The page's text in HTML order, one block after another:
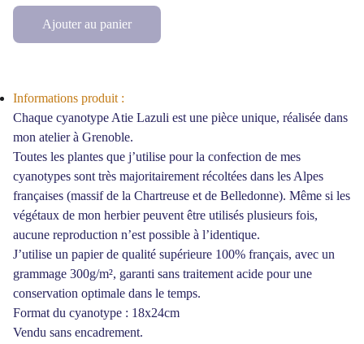
Ajouter au panier
Informations produit :
Chaque cyanotype Atie Lazuli est une pièce unique, réalisée dans
mon atelier à Grenoble.
Toutes les plantes que j’utilise pour la confection de mes
cyanotypes sont très majoritairement récoltées dans les Alpes
françaises (massif de la Chartreuse et de Belledonne). Même si les
végétaux de mon herbier peuvent être utilisés plusieurs fois,
aucune reproduction n’est possible à l’identique.
J’utilise un papier de qualité supérieure 100% français, avec un
grammage 300g/m², garanti sans traitement acide pour une
conservation optimale dans le temps.
Format du cyanotype : 18x24cm
Vendu sans encadrement.